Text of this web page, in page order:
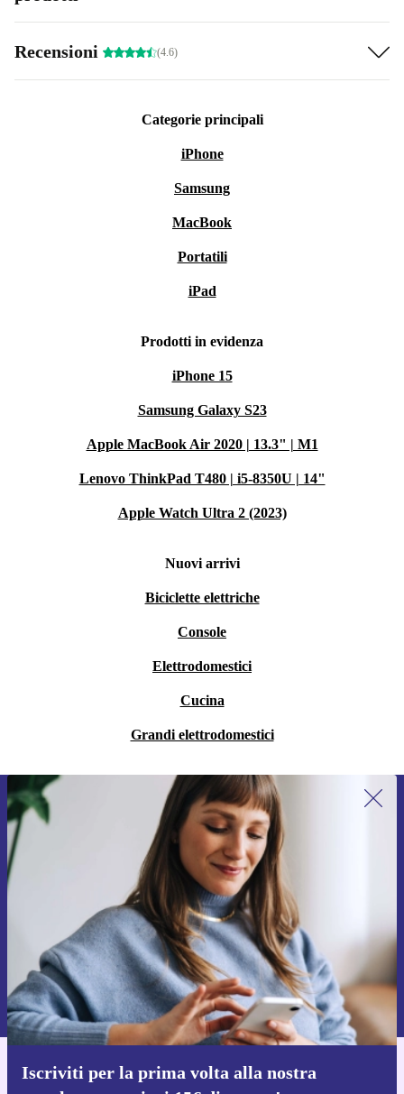
Recensioni (4.6)
Categorie principali
iPhone
Samsung
MacBook
Portatili
iPad
Prodotti in evidenza
iPhone 15
Samsung Galaxy S23
Apple MacBook Air 2020 | 13.3" | M1
Lenovo ThinkPad T480 | i5-8350U | 14"
Apple Watch Ultra 2 (2023)
Nuovi arrivi
Biciclette elettriche
Console
Elettrodomestici
Cucina
Grandi elettrodomestici
Iscriviti per la prima volta alla nostra
Iscriviti per la prima volta alla nostra
newsletter e ottieni 15€ di sconto!
Non farti più scappare le migliori offerte.
Richiedi codice sconto
Per maggiori informazioni sull’uso dei dati personali, visita la nostra
Normativa sulla privacy
Scarica l'app di refurbed